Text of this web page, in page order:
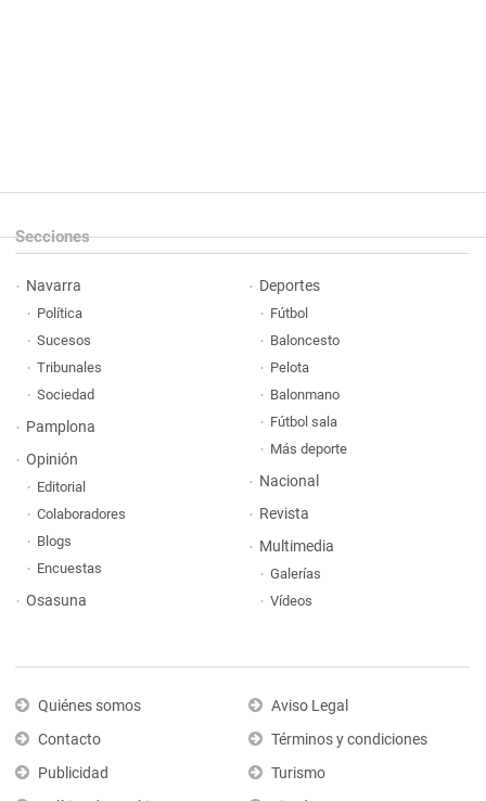
Secciones
Navarra
Política
Sucesos
Tribunales
Sociedad
Pamplona
Opinión
Editorial
Colaboradores
Blogs
Encuestas
Osasuna
Deportes
Fútbol
Baloncesto
Pelota
Balonmano
Fútbol sala
Más deporte
Nacional
Revista
Multimedia
Galerías
Vídeos
Quiénes somos
Contacto
Publicidad
Aviso Legal
Términos y condiciones
Turismo